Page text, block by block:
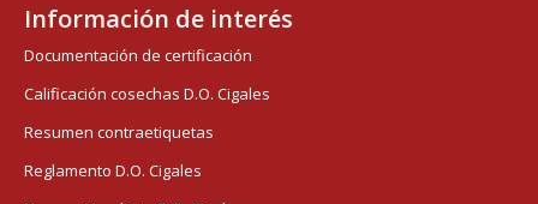
Información de interés
Documentación de certificación
Calificación cosechas D.O. Cigales
Resumen contraetiquetas
Reglamento D.O. Cigales